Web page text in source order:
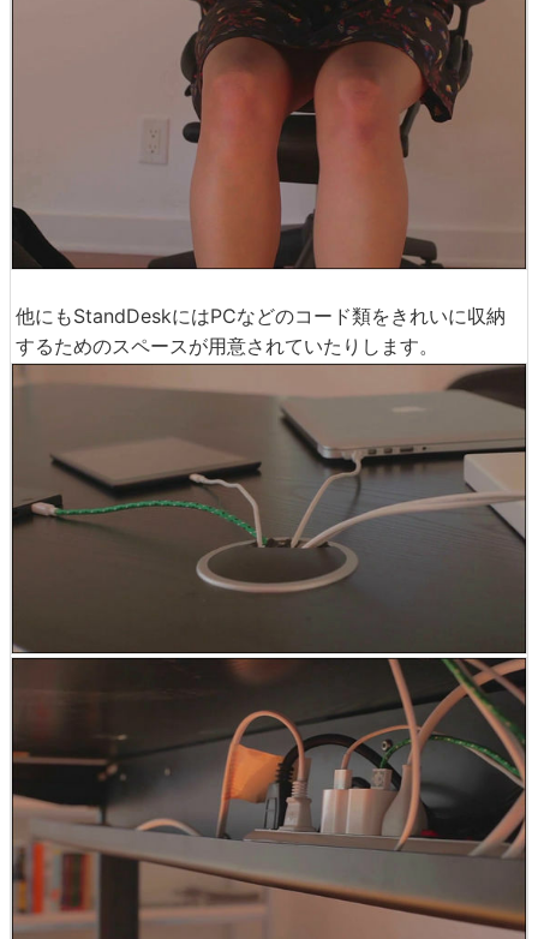
他にもStandDeskにはPCなどのコード類をきれいに収納
するためのスペースが用意されていたりします。